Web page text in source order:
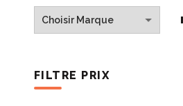
FILTRE PRIX